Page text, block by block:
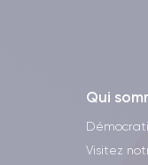
Qui
Visitez